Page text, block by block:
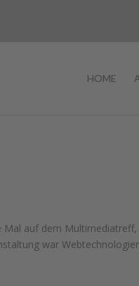
HOME
auf dem
war